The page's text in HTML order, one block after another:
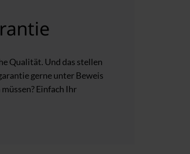
Qualität. Und das stellen
gerne unter Beweis
Einfach Ihr